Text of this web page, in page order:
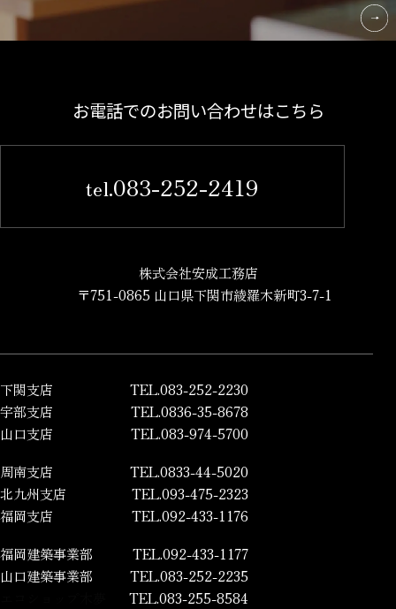
お電話でのお問い合わせはこちら
tel.083-252-2419
株式会社安成工務店
〒751-0865 山口県下関市綾羅木新町3-7-1
下関支店
TEL.083-252-2230
宇部支店
TEL.0836-35-8678
山口支店
TEL.083-974-5700
周南支店
TEL.0833-44-5020
北九州支店
TEL.093-475-2323
福岡支店
TEL.092-433-1176
福岡建築事業部
TEL.092-433-1177
山口建築事業部
TEL.083-252-2235
TEL.083-255-8584